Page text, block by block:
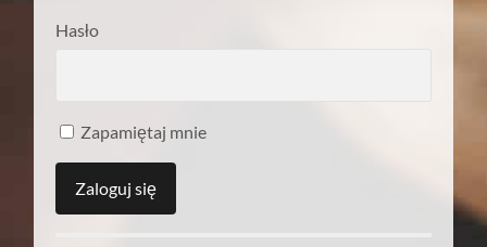
Hasło
Zapamiętaj mnie